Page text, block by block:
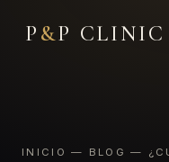
P &P CLINIC
INICIO — BLOG —